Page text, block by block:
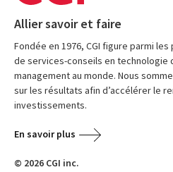
Allier savoir et faire
Fondée en 1976, CGI figure parmi
de services-conseils en technologie
management au monde. Nous
sur les résultats afin d’accélérer le
investissements.
En savoir plus
© 2026 CGI inc.